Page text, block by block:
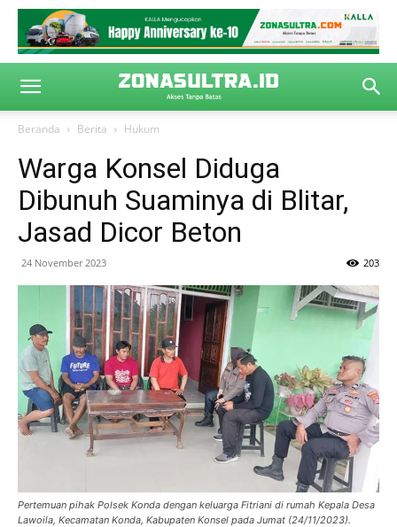
Beranda Berita Hukum
Warga Konsel Diduga
Dibunuh Suaminya di Blitar,
Jasad Dicor Beton
24 November 2023 203
Pertemuan pihak Polsek Konda dengan keluarga Fitriani di rumah Kepala Desa
Lawoila, Kecamatan Konda, Kabupaten Konsel pada Jumat (24/11/2023).